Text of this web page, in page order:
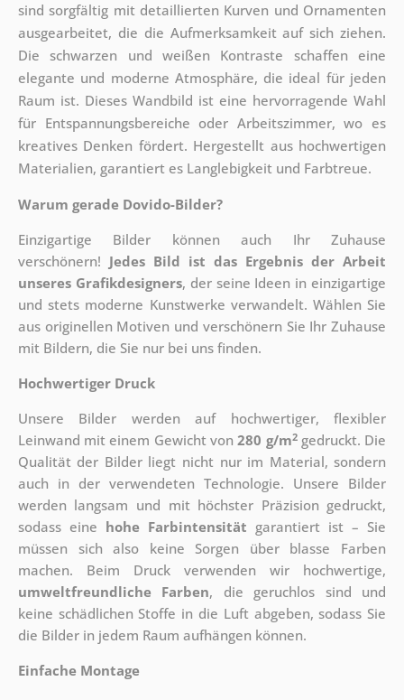
sind sorgfältig mit detaillierten Kurven und Ornamenten
ausgearbeitet, die die Aufmerksamkeit auf sich ziehen.
Die schwarzen und weißen Kontraste schaffen eine
elegante und moderne Atmosphäre, die ideal für jeden
Raum ist. Dieses Wandbild ist eine hervorragende Wahl
für Entspannungsbereiche oder Arbeitszimmer, wo es
kreatives Denken fördert. Hergestellt aus hochwertigen
Materialien, garantiert es Langlebigkeit und Farbtreue.
Warum gerade Dovido-Bilder?
Einzigartige Bilder können auch Ihr Zuhause
verschönern! Jedes Bild ist das Ergebnis der Arbeit
unseres Grafikdesigners, der seine Ideen in einzigartige
und stets moderne Kunstwerke verwandelt. Wählen Sie
aus originellen Motiven und verschönern Sie Ihr Zuhause
mit Bildern, die Sie nur bei uns finden.
Hochwertiger Druck
Unsere Bilder werden auf hochwertiger, flexibler
Leinwand mit einem Gewicht von280 g/m2gedruckt. Die
Qualität der Bilder liegt nicht nur im Material, sondern
auch in der verwendeten Technologie. Unsere Bilder
werden langsam und mit höchster Präzision gedruckt,
sodass eine hohe Farbintensität garantiert ist – Sie
müssen sich also keine Sorgen über blasse Farben
machen. Beim Druck verwenden wir hochwertige,
umweltfreundliche Farben, die geruchlos sind und
keine schädlichen Stoffe in die Luft abgeben, sodass Sie
die Bilder in jedem Raum aufhängen können.
Einfache Montage